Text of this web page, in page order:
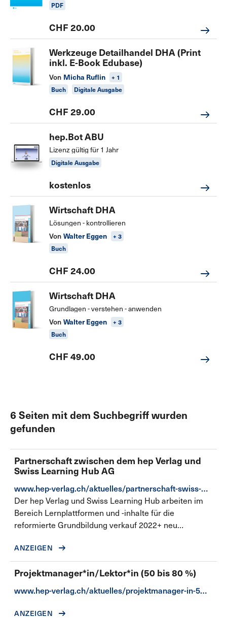
PDF
CHF 20.00
Werkzeuge Detailhandel DHA (Print
inkl. E-Book Edubase)
Von Micha Ruflin
+ 1
Buch
Digitale Ausgabe
CHF 29.00
hep.Bot ABU
Lizenz gültig für 1 Jahr
Digitale Ausgabe
kostenlos
Wirtschaft DHA
Lösungen - kontrollieren
Von Walter Eggen
+ 3
Buch
CHF 24.00
Wirtschaft DHA
Grundlagen - verstehen - anwenden
Von Walter Eggen
+ 3
Buch
CHF 49.00
6 Seiten mit dem Suchbegriff wurden
gefunden
Partnerschaft zwischen dem hep Verlag und
Swiss Learning Hub AG
www.hep-verlag.ch/aktuelles/partnerschaft-swiss-learning-hub
Der hep Verlag und Swiss Learning Hub arbeiten im
Bereich Lernplattformen und -inhalte für die
reformierte Grundbildung verkauf 2022+ neu
ANZEIGEN
Projektmanager*in/Lektor*in (50 bis 80 %)
www.hep-verlag.ch/aktuelles/projektmanager-in-50-80
ANZEIGEN